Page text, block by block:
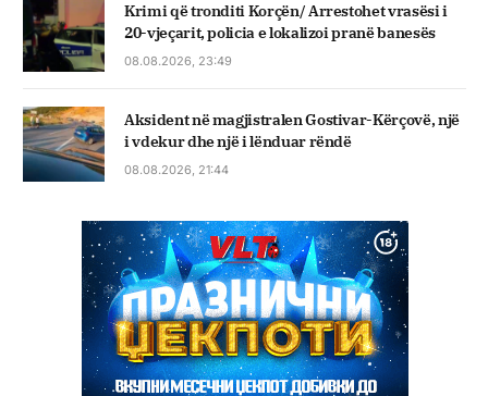
Krimi që tronditi Korçën/ Arrestohet vrasësi i
20-vjeçarit, policia e lokalizoi pranë banesës
08.08.2026, 23:49
Aksident në magjistralen Gostivar-Kërçovë, një
i vdekur dhe një i lënduar rëndë
08.08.2026, 21:44